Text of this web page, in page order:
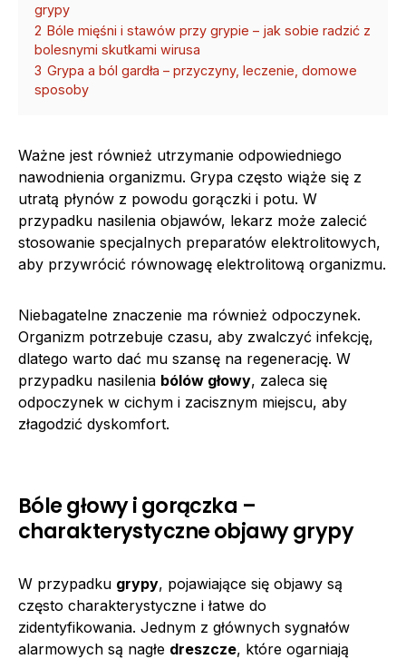
grypy
2 Bóle mięśni i stawów przy grypie – jak sobie radzić z
bolesnymi skutkami wirusa
3 Grypa a ból gardła – przyczyny, leczenie, domowe
sposoby
Ważne jest również utrzymanie odpowiedniego
nawodnienia organizmu. Grypa często wiąże się z
utratą płynów z powodu gorączki i potu. W
przypadku nasilenia objawów, lekarz może zalecić
stosowanie specjalnych preparatów elektrolitowych,
aby przywrócić równowagę elektrolitową organizmu.
Niebagatelne znaczenie ma również odpoczynek.
Organizm potrzebuje czasu, aby zwalczyć infekcję,
dlatego warto dać mu szansę na regenerację. W
przypadku nasilenia bólów głowy, zaleca się
odpoczynek w cichym i zacisznym miejscu, aby
złagodzić dyskomfort.
Bóle głowy i gorączka –
charakterystyczne objawy grypy
W przypadku grypy, pojawiające się objawy są
często charakterystyczne i łatwe do
zidentyfikowania. Jednym z głównych sygnałów
alarmowych są nagłe dreszcze, które ogarniają